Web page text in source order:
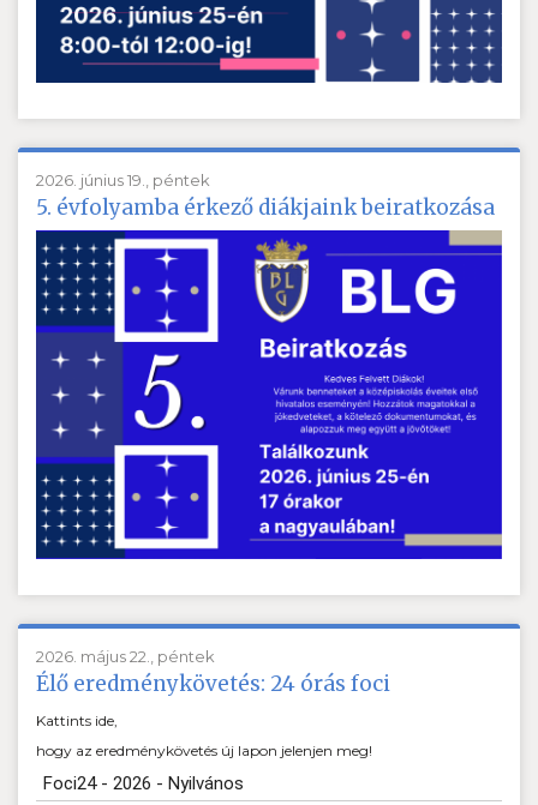
2026. június 19., péntek
5. évfolyamba érkező diákjaink beiratkozása
2026. május 22., péntek
Élő eredménykövetés: 24 órás foci
Kattints ide,
hogy az eredménykövetés új lapon jelenjen meg!